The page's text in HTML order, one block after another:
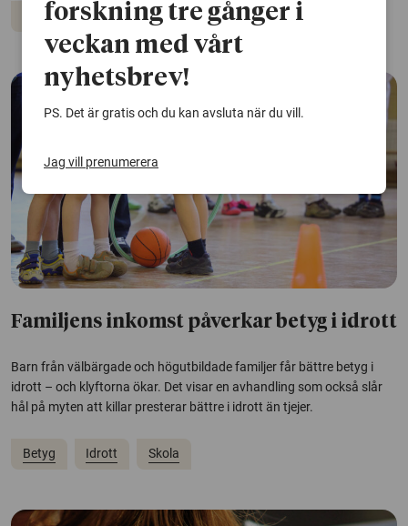
Betyg Idrott
Familjens inkomst påverkar betyg i idrott
Barn från välbärgade och högutbildade familjer får bättre betyg i
idrott – och klyftorna ökar. Det visar en avhandling som också slår
hål på myten att killar presterar bättre i idrott än tjejer.
Betyg Idrott Skola
forskning tre gånger i
veckan med vårt
nyhetsbrev!
PS. Det är gratis och du kan avsluta när du vill.
Jag vill prenumerera